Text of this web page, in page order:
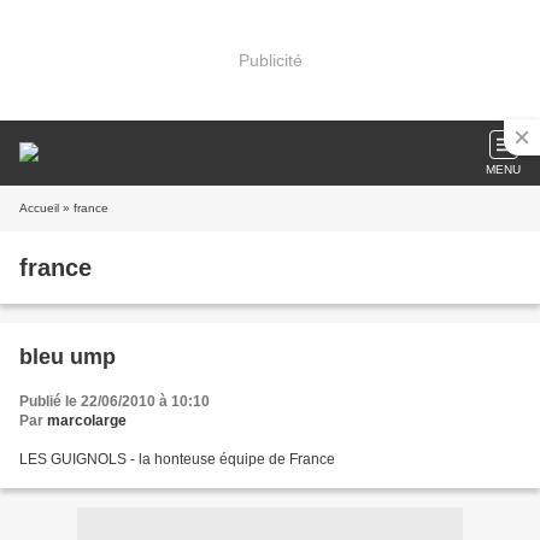
Publicité
MENU
Accueil » france
france
bleu ump
Publié le 22/06/2010 à 10:10
Par marcolarge
LES GUIGNOLS - la honteuse équipe de France